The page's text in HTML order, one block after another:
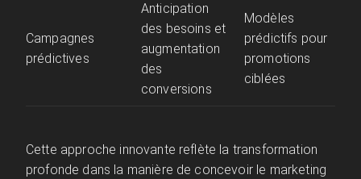
Campagnes
prédictives
Anticipation
des besoins et
augmentation
des
conversions
Modèles
prédictifs pour
promotions
ciblées
Cette approche innovante reflète la transformation
profonde dans la manière de concevoir le marketing